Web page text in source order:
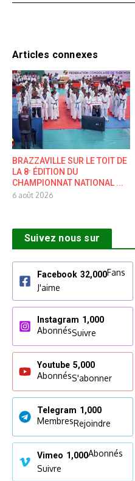
Articles connexes
BRAZZAVILLE SUR LE TOIT DE
LA 8ᵉ ÉDITION DU
CHAMPIONNAT NATIONAL ...
6 août 2026
Suivez nous sur
Facebook 32,000Fans
J'aime
Instagram 1,000
AbonnésSuivre
Youtube 5,000
AbonnésS'abonner
Telegram 1,000
MembresRejoindre
Vimeo 1,000Abonnés
Suivre